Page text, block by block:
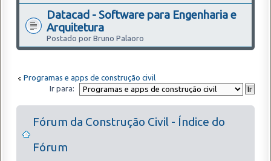
Datacad - Software para Engenharia e
Arquitetura
Postado por Bruno Palaoro
Programas e apps de construção civil
Ir para:
Fórum da Construção Civil - Índice do
Fórum